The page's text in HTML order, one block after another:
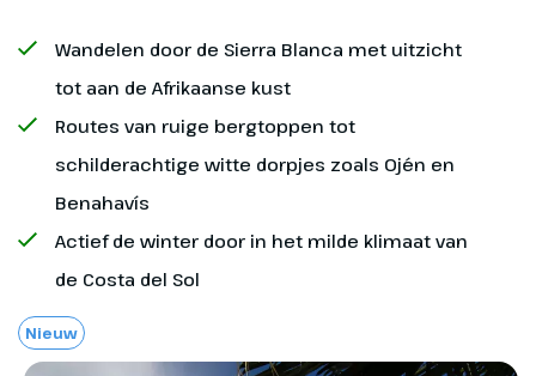
Wandelen door de Sierra Blanca met uitzicht
tot aan de Afrikaanse kust
Routes van ruige bergtoppen tot
schilderachtige witte dorpjes zoals Ojén en
Benahavís
Actief de winter door in het milde klimaat van
de Costa del Sol
Nieuw
Dag 1
Marbella
opgevangen door iemand van
Oad. Dit kan de reisleider zijn of
Optioneel bij te boeken
Annuleringsverzekering
Reisverzekering
Een setje reserveveters
(eventueel) blaarpleisters
Zonneklep/pet